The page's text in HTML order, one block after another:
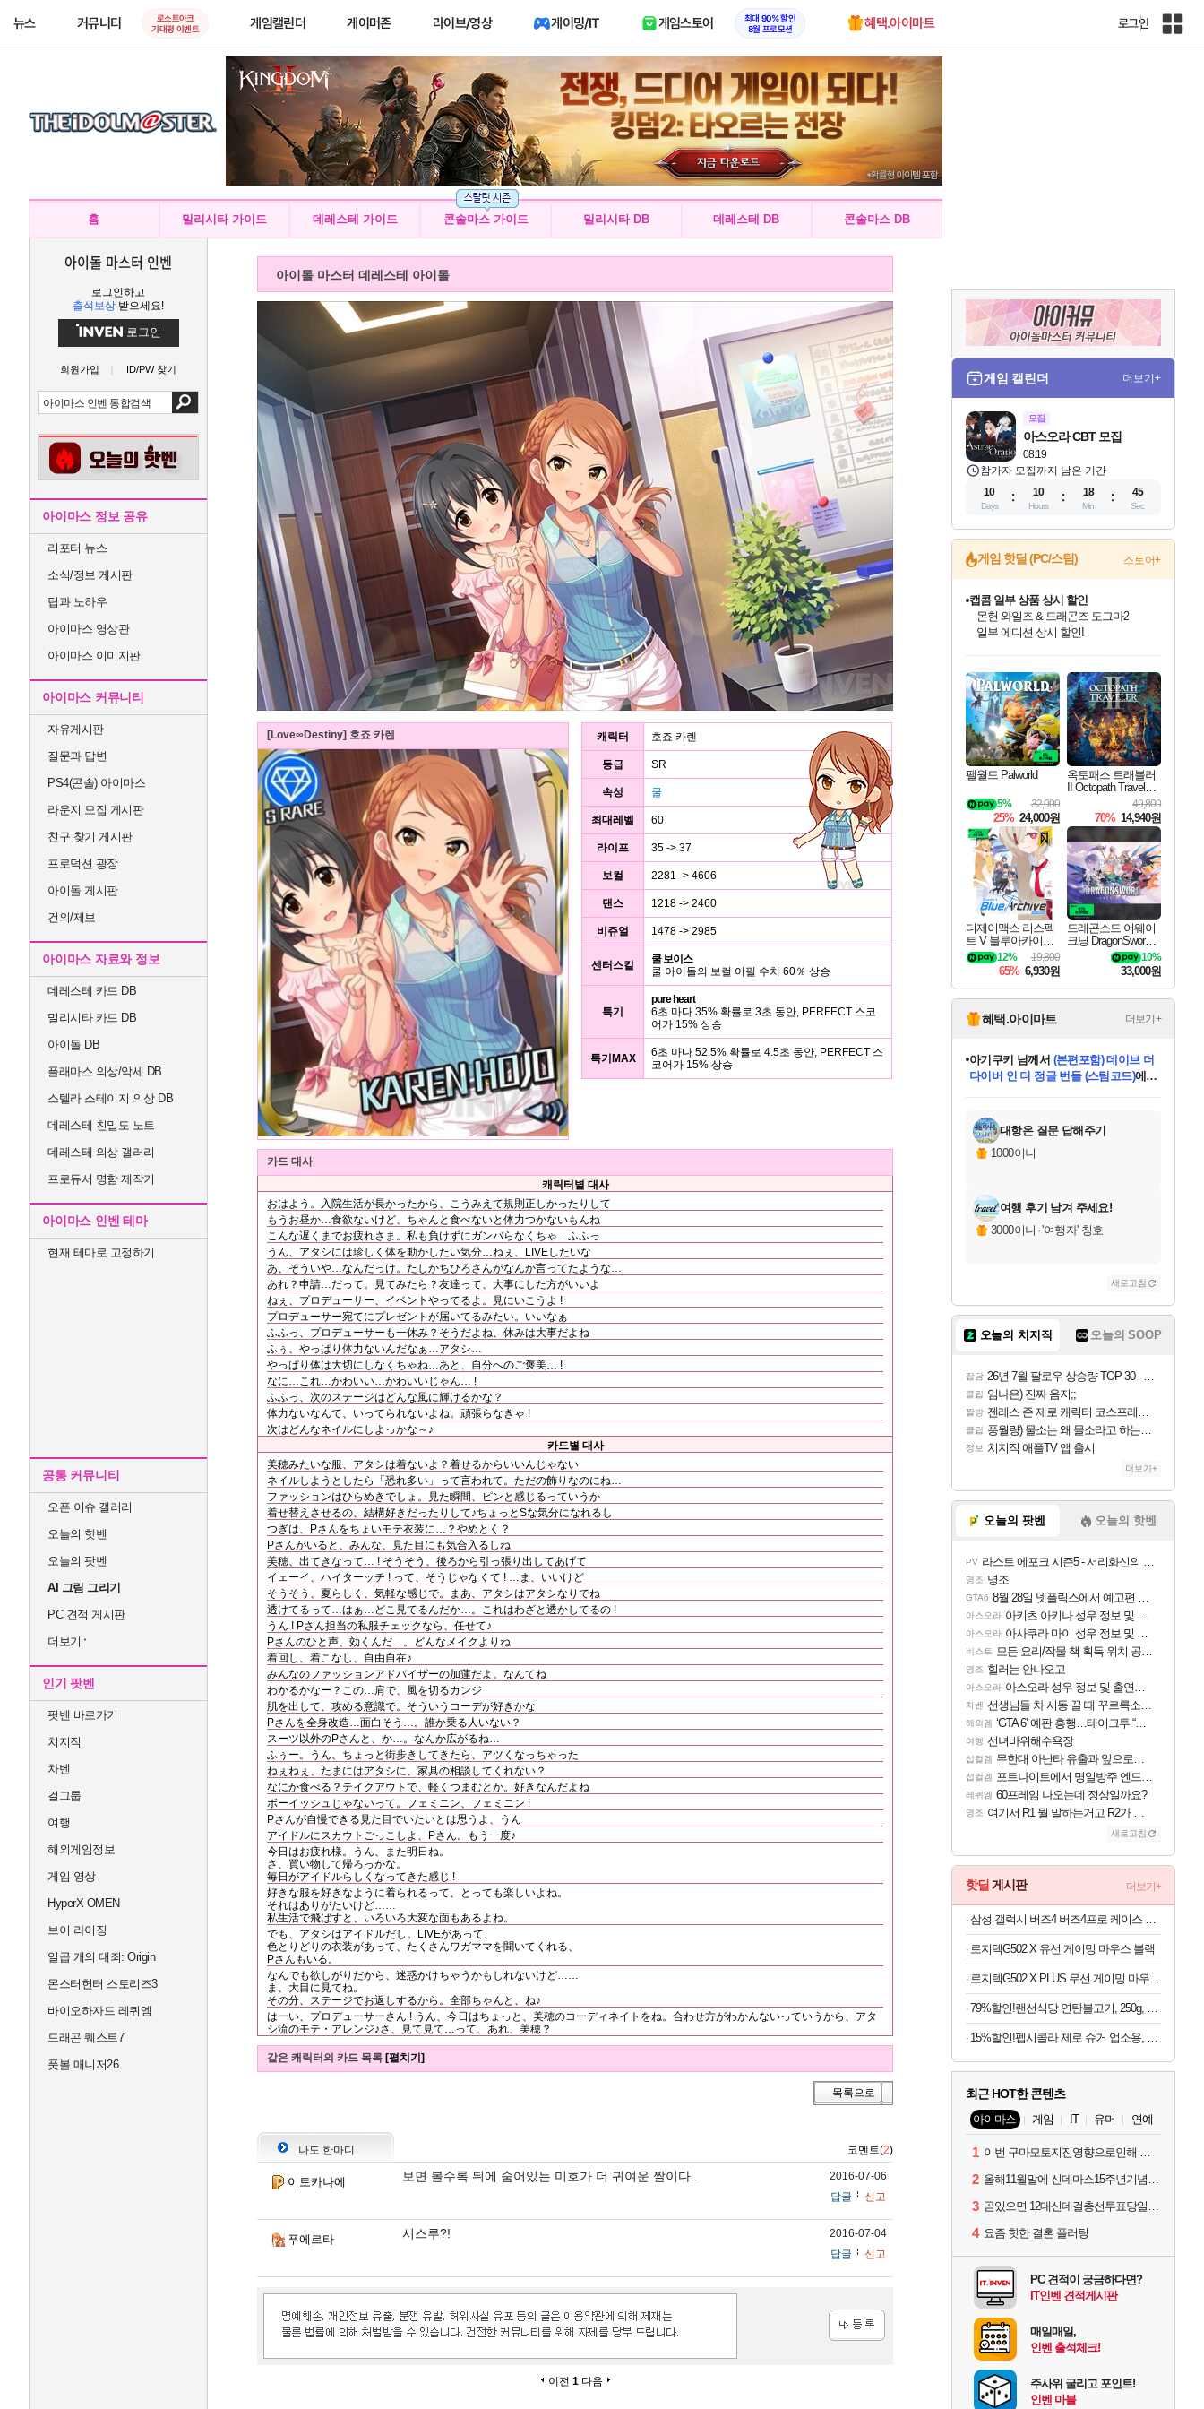
뉴스 커뮤니티
로스트아크
기대평 이벤트
게임캘린더 게이머존 라이브/영상 게이밍/IT 게임스토어
최대 90% 할인
8월 프로모션
혜택.아이마트 로그인
인
홈 밀리시타 가이드 데레스테 가이드 콘솔마스 가이드 밀리시타 DB 데레스테 DB 콘솔마스 DB
아이돌 마스터 인벤
로그인하고
출석보상 받으세요!
로그인
회원가입 ID/PW 찾기
아이마스 정보 공유
리포터 뉴스
소식/정보 게시판
팁과 노하우
아이마스 영상관
아이마스 이미지판
아이마스 커뮤니티
자유게시판
질문과 답변
PS4(콘솔) 아이마스
라운지 모집 게시판
친구 찾기 게시판
프로덕션 광장
아이돌 게시판
건의/제보
아이마스 자료와 정보
데레스테 카드 DB
밀리시타 카드 DB
아이돌 DB
플래마스 의상/악세 DB
스텔라 스테이지 의상 DB
데레스테 친밀도 노트
데레스테 의상 갤러리
프로듀서 명함 제작기
아이마스 인벤 테마
현재 테마로 고정하기
공통 커뮤니티
오픈 이슈 갤러리
오늘의 핫벤
오늘의 팟벤
AI 그림 그리기
PC 견적 게시판
더보기
인기 팟벤
팟벤 바로가기
치지직
차벤
걸그룹
여행
해외게임정보
게임 영상
HyperX OMEN
브이 라이징
일곱 개의 대죄: Origin
몬스터헌터 스토리즈3
바이오하자드 레퀴엠
드래곤 퀘스트7
풋볼 매니저26
아이돌 마스터 데레스테 아이돌
[Love∞Destiny] 호죠 카렌 캐릭터 호죠 카렌
등급 SR
속성 쿨
최대레벨 60
라이프 35 -> 37
보컬 2281 -> 4606
댄스 1218 -> 2460
비쥬얼 1478 -> 2985
센터스킬
쿨 보이스
쿨 아이돌의 보컬 어필 수치 60％ 상승
특기
pure heart
6초 마다 35% 확률로 3초 동안, PERFECT 스코
어가 15% 상승
특기MAX
6초 마다 52.5% 확률로 4.5초 동안, PERFECT 스
코어가 15% 상승
카드 대사
캐릭터별 대사
おはよう。入院生活が長かったから、こうみえて規則正しかったりして
もうお昼か…食欲ないけど、ちゃんと食べないと体力つかないもんね
こんな遅くまでお疲れさま。私も負けずにガンバらなくちゃ…ふふっ
うん、アタシには珍しく体を動かしたい気分…ねぇ、LIVEしたいな
あ、そういや…なんだっけ。たしかちひろさんがなんか言ってたような…
あれ？申請…だって。見てみたら？友達って、大事にした方がいいよ
ねぇ、プロデューサー、イベントやってるよ。見にいこうよ !
プロデューサー宛てにプレゼントが届いてるみたい。いいなぁ
ふふっ、プロデューサーも一休み？そうだよね、休みは大事だよね
ふぅ、やっぱり体力ないんだなぁ…アタシ…
やっぱり体は大切にしなくちゃね…あと、自分へのご褒美… !
なに…これ…かわいい…かわいいじゃん… !
ふふっ、次のステージはどんな風に輝けるかな？
体力ないなんて、いってられないよね。頑張らなきゃ !
次はどんなネイルにしよっかな～♪
카드별 대사
美穂みたいな服、アタシは着ないよ？着せるからいいんじゃない
ネイルしようとしたら「恐れ多い」って言われて。ただの飾りなのにね…
ファッションはひらめきでしょ。見た瞬間、ピンと感じるっていうか
着せ替えさせるの、結構好きだったりして♪ちょっとSな気分になれるし
つぎは、Pさんをちょいモテ衣装に…？やめとく？
Pさんがいると、みんな、見た目にも気合入るしね
美穂、出てきなって… ! そうそう、後ろから引っ張り出してあげて
イェーイ、ハイターッチ ! って、そうじゃなくて ! …ま、いいけど
そうそう、夏らしく、気軽な感じで。まあ、アタシはアタシなりでね
透けてるって…はぁ…どこ見てるんだか…。これはわざと透かしてるの !
うん ! Pさん担当の私服チェックなら、任せて♪
Pさんのひと声、効くんだ…。どんなメイクよりね
着回し、着こなし、自由自在♪
みんなのファッションアドバイザーの加蓮だよ。なんてね
わかるかなー？この…肩で、風を切るカンジ
肌を出して、攻める意識で。そういうコーデが好きかな
Pさんを全身改造…面白そう…。誰か乗る人いない？
スーツ以外のPさんと、か…。なんか広がるね…
ふぅー。うん、ちょっと街歩きしてきたら、アツくなっちゃった
ねぇねぇ、たまにはアタシに、家具の相談してくれない？
なにか食べる？テイクアウトで、軽くつまむとか。好きなんだよね
ボーイッシュじゃないって。フェミニン、フェミニン !
Pさんが自慢できる見た目でいたいとは思うよ、うん
アイドルにスカウトごっこしよ、Pさん。もう一度♪
今日はお疲れ様。うん、また明日ね。
さ、買い物して帰ろっかな。
毎日がアイドルらしくなってきた感じ !
好きな服を好きなように着られるって、とっても楽しいよね。
それはありがたいけど……
私生活で飛ばすと、いろいろ大変な面もあるよね。
でも、アタシはアイドルだし。LIVEがあって、
色とりどりの衣装があって、たくさんワガママを聞いてくれる、
Pさんもいる。
なんでも欲しがりだから、迷惑かけちゃうかもしれないけど……
ま、大目に見てね。
その分、ステージでお返しするから。全部ちゃんと、ね♪
はーい、プロデューサーさん ! うん、今日はちょっと、美穂のコーディネイトをね。合わせ方がわかんないっていうから、アタ
シ流のモテ・アレンジ♪さ、見て見て…って、あれ、美穂？
같은 캐릭터의 카드 목록 [펼치기]
목록으로
나도 한마디 코멘트(2)
이토카나에 보면 볼수록 뒤에 숨어있는 미호가 더 귀여운 짤이다..
2016-07-06
답글
신고
푸에르타 시스루?!
2016-07-04
답글
신고
이전 1 다음
게임 캘린더 더보기+
모집
08.19
아스오라 CBT 모집
참가자 모집까지 남은 기간
10
Days
10
Hours
18
Min
44
Sec
게임 핫딜 (PC/스팀) 스토어+
최대 90% 할인가를 만나보세요!
네이버혜택과 함께 만나보세요!
50%할인&추가 적립까지!
네이버 포인트 혜택까지!
이니&베니 혜택까지!
네이버 혜택가와 함께 예약하세요!
할인&네이버혜택으로 만나보세요!
네이버페이 혜택과 만나보세요!
40주년 프로모션으로 만나보세요!
할인가에 만나보세요!
캡콤 일부 상품 상시 할인
몬헌 와일즈 & 드래곤즈 도그마2
일부 에디션 상시 할인!
혜택으로 예약 판매 중
편안하게 충전하세요
팰월드 Palworld
32,000
5%
25% 24,000원
옥토패스 트래블러
II Octopath Traveler I
49,800
70% 14,940원
디제이맥스 리스펙
트 V 블루아카이브
팩 DJMAX RESPE
CT V Blue Archive P
ack DLC
19,800
12%
65% 6,930원
드래곤소드 어웨이
크닝 DragonSword A
10%
33,000원
혜택.아이마트 더보기+
교환.
당첨되셨습니다.
당첨되셨습니다.
당첨되셨습니다.
당첨되셨습니다.
아기쿠키 님께서 (본편포함) 데이브 더
다이버 인 더 정글 번들 (스팀코드)에
당첨되셨습니다.
당첨되셨습니다.
에디션 (스팀코드)를 교환.
당첨되셨습니다.
대항온 질문 답해주기
1000이니
여행 후기 남겨 주세요!
3000이니 ·'여행자' 칭호
새로고침
오늘의 치지직 오늘의 SOOP
잡담 26년 7월 팔로우 상승량 TOP 30 - 월간 치지직
클립 임나은) 진짜 음지;;
짤방 젠레스 존 제로 캐릭터 코스프레한 꽁주
클립 풍월량) 물소는 왜 물소라고 하는거야? 아! 그만 ㅋㅋ 알았어 ㅋㅋ
정보 치지직 애플TV 앱 출시
더보기+
오늘의 팟벤 오늘의 핫벤
PV 라스트 에포크 시즌5 - 서리화신의 분노 티저
명조 명조
GTA6 8월 28일 넷플릭스에서 예고편 공개 예정
아스오라 아키츠 아키나 성우 정보 및 주요 필모
아스오라 아사쿠라 마이 성우 정보 및 주요 필모
비스트 모든 요리/작물 책 획득 위치 공략 (36개) - 미식가 도전과제
명조 힐러는 안나오고
아스오라 아스오라 성우 정보 및 출연작 모음
차벤 선생님들 차 시동 끌 때 꾸르륵소리나는데
해외겜 ‘GTA 6’ 예판 흥행…테이크투 “내부 예상 크게 넘어”
여행 선녀바위해수욕장
섭컬겜 무한대 아난타 유출과 앞으로의 예상 (루머)
섭컬겜 포트나이트에서 명일방주 엔드필드 [펠리카] 판매 예정
레퀴엠 60프레임 나오는데 정상일까요?
명조 여기서 R1 뭘 말하는거고 R2가 뭘말하는걸까요?
새로고침
핫딜 게시판 더보기+
삼성 갤럭시 버즈4 버즈4프로 케이스 양은 냄비 커버
로지텍G502 X 유선 게이밍 마우스 블랙
로지텍G502 X PLUS 무선 게이밍 마우스 블랙
79%할인!랜선식당 연탄불고기, 250g, 4개
15%할인!펩시콜라 제로 슈거 업소용, 라임향, 500ml, 20개
최근 HOT한 콘텐츠
아이마스 게임 IT 유머 연예
1 이번 구마모토지진영향으로인해 아이돌 커뮤니케이션 매일 게시물이 중단된다고하네요ㅠ
2 올해11월말에 신데마스15주년기념 라이브를 하네요
3 곧있으면 12대신데걸총선투표당일이네요.
4 요즘 핫한 결혼 플러팅
PC 견적이 궁금하다면?
IT인벤 견적게시판
매일매일,
인벤 출석체크!
주사위 굴리고 포인트!
인벤 마블